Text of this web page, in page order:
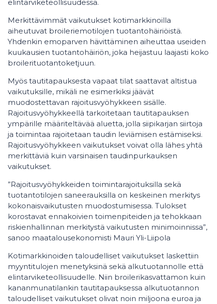
elintarviketeollisuudessa.
Merkittävimmät vaikutukset kotimarkkinoilla
aiheutuvat broileriemotilojen tuotantohäiriöistä.
Yhdenkin emoparven hävittäminen aiheuttaa useiden
kuukausien tuotantohäiriön, joka heijastuu laajasti koko
broilerituotantoketjuun.
Myös tautitapauksesta vapaat tilat saattavat altistua
vaikutuksille, mikäli ne esimerkiksi jäävät
muodostettavan rajoitusvyöhykkeen sisälle.
Rajoitusvyöhykkeellä tarkoitetaan tautitapauksen
ympärille määriteltävää aluetta, jolla siipikarjan siirtoja
ja toimintaa rajoitetaan taudin leviämisen estämiseksi.
Rajoitusvyöhykkeen vaikutukset voivat olla lähes yhtä
merkittäviä kuin varsinaisen taudinpurkauksen
vaikutukset.
”Rajoitusvyöhykkeiden toimintarajoituksilla sekä
tuotantotilojen saneerauksilla on keskeinen merkitys
kokonaisvaikutusten muodostumisessa. Tulokset
korostavat ennakoivien toimenpiteiden ja tehokkaan
riskienhallinnan merkitystä vaikutusten minimoinnissa”,
sanoo maatalousekonomisti Mauri Yli-Liipola
Kotimarkkinoiden taloudelliset vaikutukset laskettiin
myyntitulojen menetyksinä sekä alkutuotannolle että
elintarviketeollisuudelle. Niin broilerikasvattamon kuin
kananmunatilankin tautitapauksessa alkutuotannon
taloudelliset vaikutukset olivat noin miljoona euroa ja